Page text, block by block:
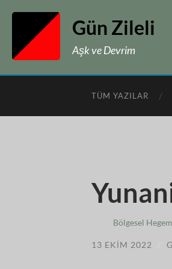
Gün Zileli
Aşk ve Devrim
TÜM YAZILAR
Bölgesel
13 EKIM 2022